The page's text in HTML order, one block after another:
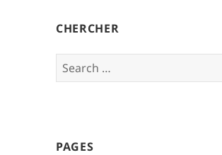
CHERCHER
Search
for:
PAGES